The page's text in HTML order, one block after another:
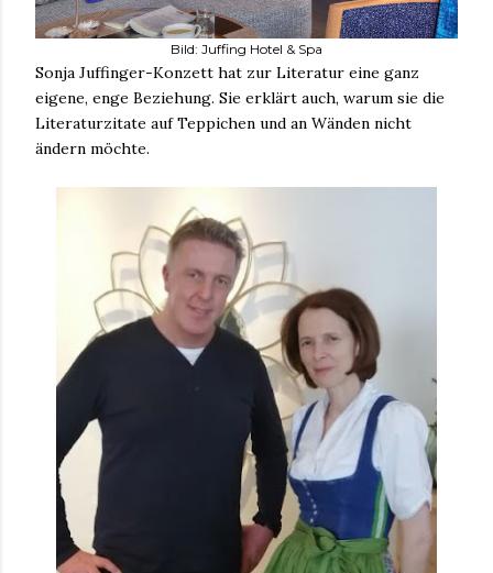
Bild: Juffing Hotel & Spa
Sonja Juffinger-Konzett hat zur Literatur eine ganz
eigene, enge Beziehung. Sie erklärt auch, warum sie die
Literaturzitate auf Teppichen und an Wänden nicht
ändern möchte.